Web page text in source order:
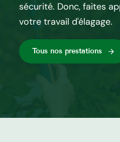
sécurité. Donc, faites
votre travail d'élagage.
Tous nos préstations